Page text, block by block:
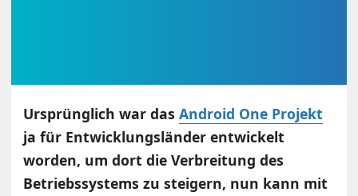
Ursprünglich war dasAndroid One Projekt
ja für Entwicklungsländer entwickelt
worden, um dort die Verbreitung des
Betriebssystems zu steigern, nun kann mit